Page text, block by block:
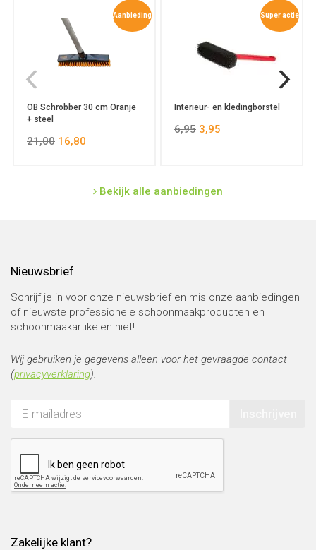
Aanbieding
OB Schrobber 30 cm Oranje
+ steel
21,00 16,80
Super actie
Interieur- en kledingborstel
6,95 3,95
Bekijk alle aanbiedingen
Nieuwsbrief
Schrijf je in voor onze nieuwsbrief en mis onze aanbiedingen
of nieuwste professionele schoonmaakproducten en
schoonmaakartikelen niet!
Wij gebruiken je gegevens alleen voor het gevraagde contact
(privacyverklaring).
Zakelijke klant?